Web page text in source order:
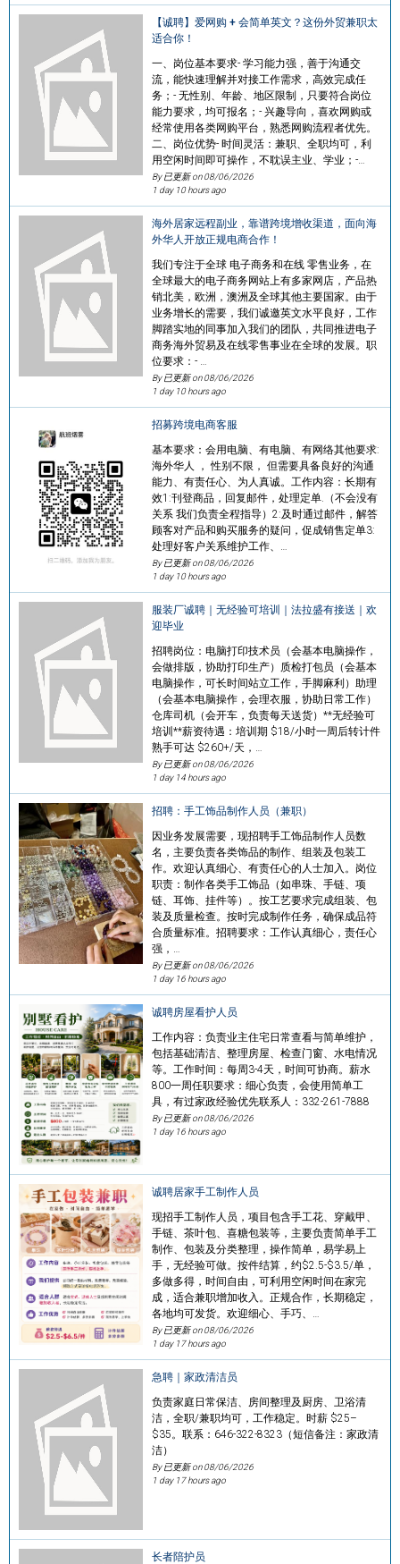
【诚聘】爱网购 + 会简单英文？这份外贸兼职太
适合你！
一、岗位基本要求- 学习能力强，善于沟通交
流，能快速理解并对接工作需求，高效完成任
务；- 无性别、年龄、地区限制，只要符合岗位
能力要求，均可报名；- 兴趣导向，喜欢网购或
经常使用各类网购平台，熟悉网购流程者优先。
二、岗位优势- 时间灵活：兼职、全职均可，利
用空闲时间即可操作，不耽误主业、学业；-…
By 已更新 on08/06/2026
1 day 10 hours ago
海外居家远程副业，靠谱跨境增收渠道，面向海
外华人开放正规电商合作！
我们专注于全球 电子商务和在线 零售业务，在
全球最大的电子商务网站上有多家网店，产品热
销北美，欧洲，澳洲及全球其他主要国家。由于
业务增长的需要，我们诚邀英文水平良好，工作
脚踏实地的同事加入我们的团队，共同推进电子
商务海外贸易及在线零售事业在全球的发展。职
位要求：- …
By 已更新 on08/06/2026
1 day 10 hours ago
招募跨境电商客服
基本要求：会用电脑、有电脑、有网络其他要求:
海外华人 ， 性别不限， 但需要具备良好的沟通
能力、有责任心、为人真诚。工作内容：长期有
效1:刊登商品，回复邮件，处理定单.（不会没有
关系 我们负责全程指导）2:及时通过邮件，解答
顾客对产品和购买服务的疑问，促成销售定单3:
处理好客户关系维护工作、…
By 已更新 on08/06/2026
1 day 10 hours ago
服装厂诚聘｜无经验可培训｜法拉盛有接送｜欢
迎毕业
招聘岗位：电脑打印技术员（会基本电脑操作，
会做排版，协助打印生产）质检打包员（会基本
电脑操作，可长时间站立工作，手脚麻利）助理
（会基本电脑操作，会理衣服，协助日常工作）
仓库司机（会开车，负责每天送货）**无经验可
培训**薪资待遇：培训期 $18/小时一周后转计件
熟手可达 $260+/天，…
By 已更新 on08/06/2026
1 day 14 hours ago
招聘：手工饰品制作人员（兼职）
因业务发展需要，现招聘手工饰品制作人员数
名，主要负责各类饰品的制作、组装及包装工
作。欢迎认真细心、有责任心的人士加入。岗位
职责：制作各类手工饰品（如串珠、手链、项
链、耳饰、挂件等）。按工艺要求完成组装、包
装及质量检查。按时完成制作任务，确保成品符
合质量标准。招聘要求：工作认真细心，责任心
强，…
By 已更新 on08/06/2026
1 day 16 hours ago
诚聘房屋看护人员
工作内容：负责业主住宅日常查看与简单维护，
包括基础清洁、整理房屋、检查门窗、水电情况
等。工作时间：每周3-4天，时间可协商。薪水
800一周任职要求：细心负责，会使用简单工
具，有过家政经验优先联系人：332-261-7888
By 已更新 on08/06/2026
1 day 16 hours ago
诚聘居家手工制作人员
现招手工制作人员，项目包含手工花、穿戴甲、
手链、茶叶包、喜糖包装等，主要负责简单手工
制作、包装及分类整理，操作简单，易学易上
手，无经验可做。按件结算，约$2.5-$3.5/单，
多做多得，时间自由，可利用空闲时间在家完
成，适合兼职增加收入。正规合作，长期稳定，
各地均可发货。欢迎细心、手巧、…
By 已更新 on08/06/2026
1 day 17 hours ago
急聘｜家政清洁员
负责家庭日常保洁、房间整理及厨房、卫浴清
洁，全职/兼职均可，工作稳定。时薪 $25–
$35。联系：646-322-8323（短信备注：家政清
洁）
By 已更新 on08/06/2026
1 day 17 hours ago
长者陪护员